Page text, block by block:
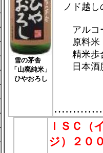
雪の茅舎
「山廃純米」
ひやおろし
ノド越し
アルコ
原料米
精米歩
日本酒
ＩＳＣ（
ジ）２０